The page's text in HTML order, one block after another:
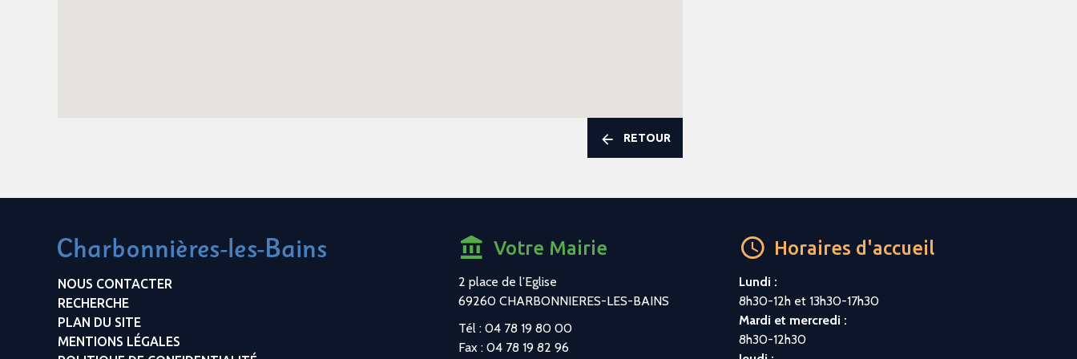
RETOUR
NOUS CONTACTER
RECHERCHE
PLAN DU SITE
MENTIONS LÉGALES
Votre Mairie
2 place de l’Eglise
69260 CHARBONNIERES-LES-BAINS
Tél : 04 78 19 80 00
Fax : 04 78 19 82 96
Horaires d'accueil
Lundi :
8h30-12h et 13h30-17h30
Mardi et mercredi :
8h30-12h30